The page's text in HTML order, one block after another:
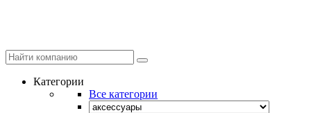
Категории
Все категории